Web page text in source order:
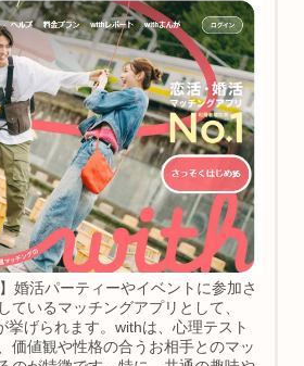
婚活パーティーやイベントに参加さ
ているマッチングアプリとして、
挙げられます。withは、心理テスト
価値観や性格の合うお相手とのマッ